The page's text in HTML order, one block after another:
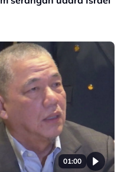
01:00